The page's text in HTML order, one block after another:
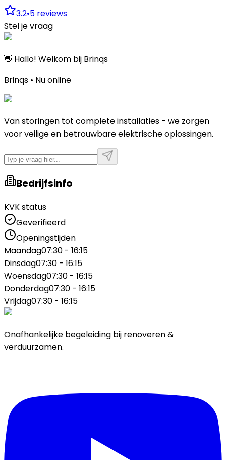
3.2•5 reviews
Stel je vraag
👋 Hallo! Welkom bij Brinqs
Brinqs • Nu online
Van storingen tot complete installaties - we zorgen
voor veilige en betrouwbare elektrische oplossingen.
Bedrijfsinfo
KVK status
Geverifieerd
Openingstijden
Maandag07:30 - 16:15
Dinsdag07:30 - 16:15
Woensdag07:30 - 16:15
Donderdag07:30 - 16:15
Vrijdag07:30 - 16:15
Onafhankelijke begeleiding bij renoveren &
verduurzamen.